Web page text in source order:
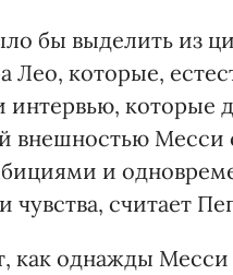
бы выделить из
Лео, которые,
которые
внешностью Месси
и
чувства, считает
как однажды